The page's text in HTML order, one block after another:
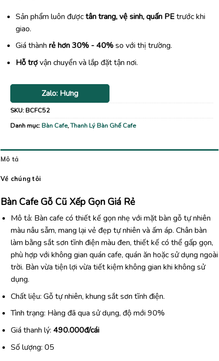
Sản phẩm luôn đượctân trang, vệ sinh, quấn PEtrước khi
giao.
Giá thành rẻ hơn 30% - 40%so với thị trường.
Hỗ trợvận chuyển và lắp đặt tận nơi.
Zalo: Hưng
SKU:BCFC52
Danh mục:Bàn Cafe,Thanh Lý Bàn Ghế Cafe
Mô tả
Về chúng tôi
Bàn Cafe Gỗ Cũ Xếp Gọn Giá Rẻ
Mô tả: Bàn cafe có thiết kế gọn nhẹ với mặt bàn gỗ tự nhiên
màu nâu sẫm, mang lại vẻ đẹp tự nhiên và ấm áp. Chân bàn
làm bằng sắt sơn tĩnh điện màu đen, thiết kế có thể gấp gọn,
phù hợp với không gian quán cafe, quán ăn hoặc sử dụng ngoài
trời. Bàn vừa tiện lợi vừa tiết kiệm không gian khi không sử
dụng.
Chất liệu: Gỗ tự nhiên, khung sắt sơn tĩnh điện.
Tình trạng: Hàng đã qua sử dụng, độ mới 90%
Giá thanh lý: 490.000đ/cái
Số lượng: 05